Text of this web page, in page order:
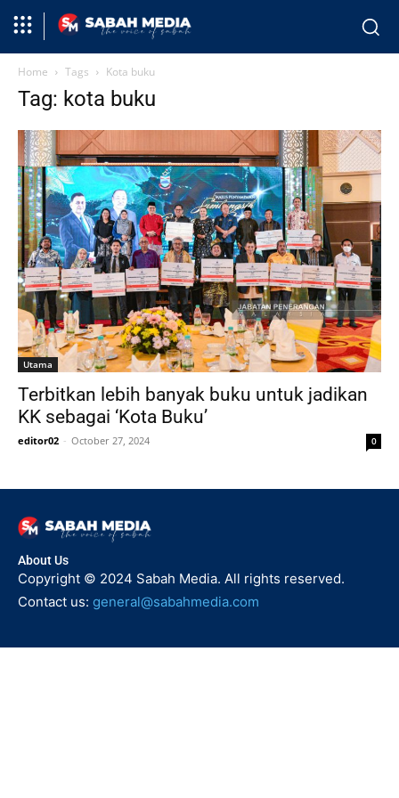
Home Tags Kota buku
Tag: kota buku
Utama
Terbitkan lebih banyak buku untuk jadikan
KK sebagai ‘Kota Buku’
editor02 - October 27, 2024 0
About Us
Copyright © 2024 Sabah Media. All rights reserved.
Contact us: general@sabahmedia.com